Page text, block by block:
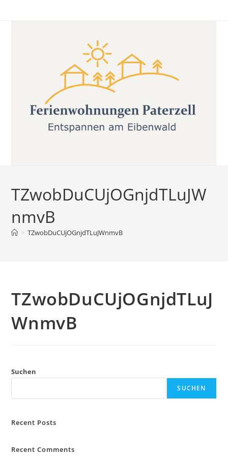
Inhalt
TZwobDuCUjOGnjdTLuJW
nmvB
> TZwobDuCUjOGnjdTLuJWnmvB
TZwobDuCUjOGnjdTLuJ
WnmvB
Suchen
SUCHEN
Recent Posts
Recent Comments